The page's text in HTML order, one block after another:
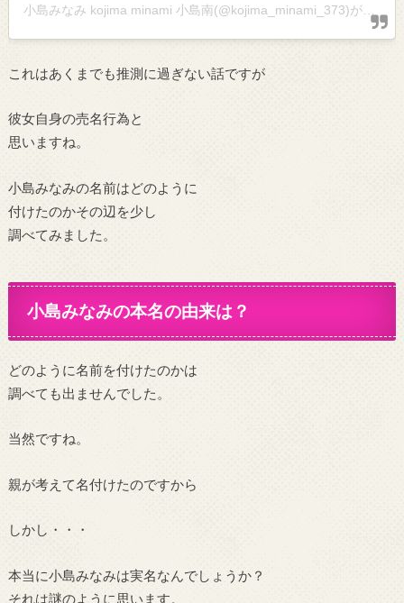
小島みなみ kojima minami 小島南(@kojima_minami_373)がシェアした投稿
これはあくまでも推測に過ぎない話ですが
彼女自身の売名行為と
思いますね。
小島みなみの名前はどのように
付けたのかその辺を少し
調べてみました。
小島みなみの本名の由来は？
どのように名前を付けたのかは
調べても出ませんでした。
当然ですね。
親が考えて名付けたのですから
しかし・・・
本当に小島みなみは実名なんでしょうか？
それは謎のように思います。